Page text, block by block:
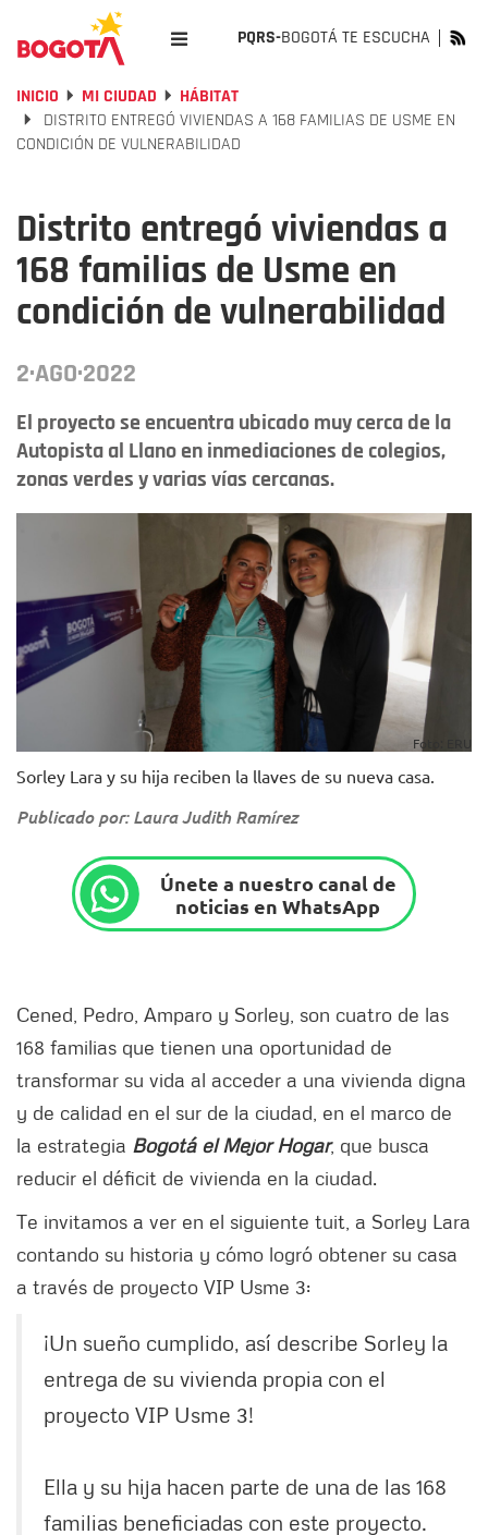
PQRS-BOGOTÁ TE ESCUCHA
INICIO MI CIUDAD
HÁBITAT
DISTRITO ENTREGÓ VIVIENDAS A 168 FAMILIAS DE USME EN
CONDICIÓN DE VULNERABILIDAD
Distrito entregó viviendas a
168 familias de Usme en
condición de vulnerabilidad
2·AGO·2022
El proyecto se encuentra ubicado muy cerca de la
Autopista al Llano en inmediaciones de colegios,
zonas verdes y varias vías cercanas.
Foto: ERU
Sorley Lara y su hija reciben la llaves de su nueva casa.
Publicado por: Laura Judith Ramírez
Únete a nuestro canal de
noticias en WhatsApp
Cened, Pedro, Amparo y Sorley, son cuatro de las
168 familias que tienen una oportunidad de
transformar su vida al acceder a una vivienda digna
y de calidad en el sur de la ciudad, en el marco de
la estrategia Bogotá el Mejor Hogar, que busca
reducir el déficit de vivienda en la ciudad.
Te invitamos a ver en el siguiente tuit, a Sorley Lara
contando su historia y cómo logró obtener su casa
a través de proyecto VIP Usme 3:
¡Un sueño cumplido, así describe Sorley la
entrega de su vivienda propia con el
proyecto VIP Usme 3!
Ella y su hija hacen parte de una de las 168
familias beneficiadas con este proyecto.